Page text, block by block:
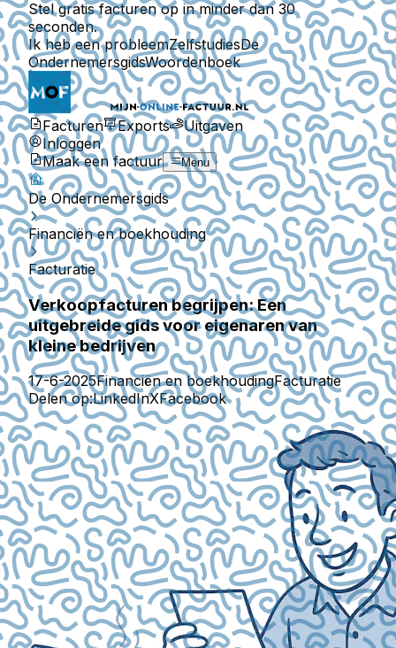
Stel gratis facturen op in minder dan 30
seconden.
Ik heb een probleemZelfstudiesDe
OndernemersgidsWoordenboek
Facturen Exports
Uitgaven
Inloggen
Maak een factuur
Menu
De Ondernemersgids
Financiën en boekhouding
Facturatie
Verkoopfacturen begrijpen: Een
uitgebreide gids voor eigenaren van
kleine bedrijven
17-6-2025Financiën en boekhoudingFacturatie
Delen op:LinkedInXFacebook